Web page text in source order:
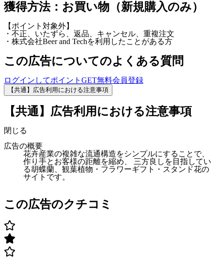
獲得方法：お買い物（新規購入のみ）
【ポイント対象外】
・不正、いたずら、返品、キャンセル、重複注文
・株式会社Beer and Techを利用したことがある方
この広告についてのよくある質問
ログインしてポイントGET無料会員登録
【共通】広告利用における注意事項
【共通】広告利用における注意事項
閉じる
広告の概要
花卉産業の複雑な流通構造をシンプルにすることで、
作り手とお客様の距離を縮め、 三方良しを目指してい
る胡蝶蘭、観葉植物・フラワーギフト・スタンド花の
サイトです。
この広告のクチコミ